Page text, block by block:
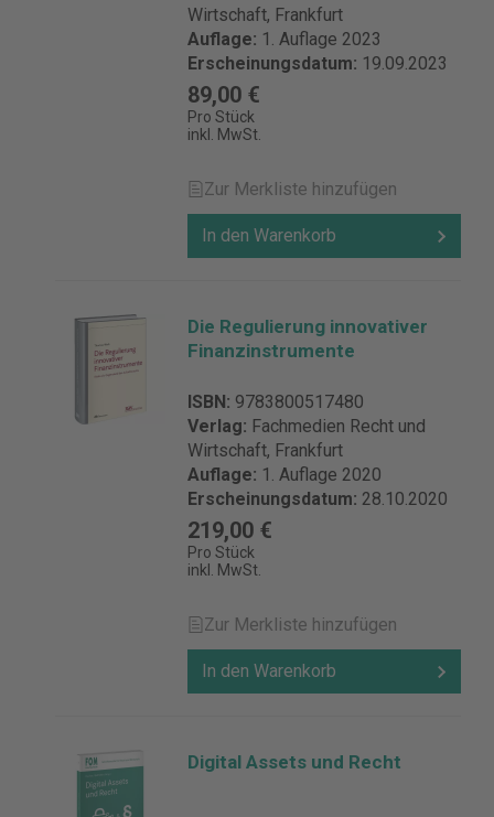
Wirtschaft, Frankfurt
Auflage: 1. Auflage 2023
Erscheinungsdatum: 19.09.2023
89,00 €
Pro Stück
inkl. MwSt.
Zur Merkliste hinzufügen
In den Warenkorb
Die Regulierung innovativer
Finanzinstrumente
ISBN: 9783800517480
Verlag: Fachmedien Recht und
Wirtschaft, Frankfurt
Auflage: 1. Auflage 2020
Erscheinungsdatum: 28.10.2020
219,00 €
Pro Stück
inkl. MwSt.
Zur Merkliste hinzufügen
In den Warenkorb
Digital Assets und Recht